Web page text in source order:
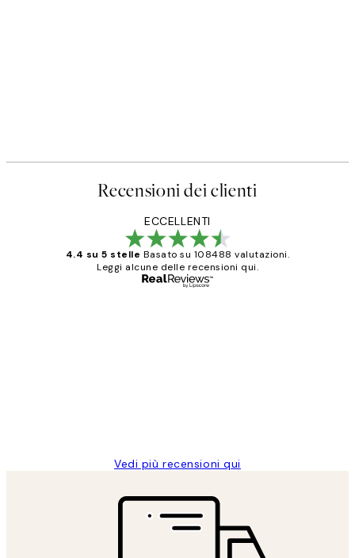
Recensioni dei clienti
ECCELLENTI
4.4 su 5 stelle Basato su 108488 valutazioni.
Leggi alcune delle recensioni qui.
Vedi più recensioni qui